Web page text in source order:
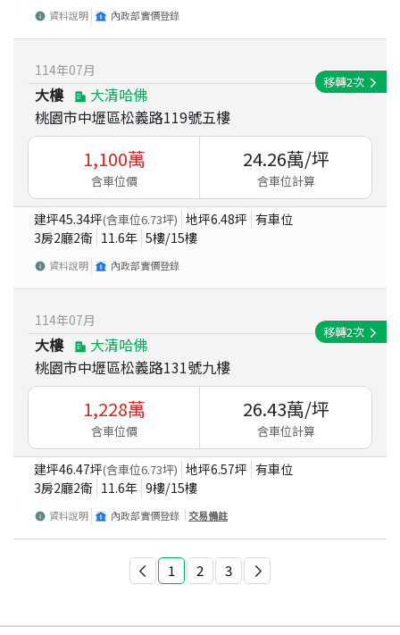
資料說明 內政部實價登錄
114年07月
大樓
大清哈佛
桃園市中壢區松義路119號五樓
移轉2次
1,100萬
含車位價
24.26萬/坪
含車位計算
建坪45.34坪(含車位6.73坪) 地坪6.48坪 有車位
3房2廳2衛 11.6年 5樓/15樓
資料說明 內政部實價登錄
114年07月
大樓
大清哈佛
桃園市中壢區松義路131號九樓
移轉2次
1,228萬
含車位價
26.43萬/坪
含車位計算
建坪46.47坪(含車位6.73坪) 地坪6.57坪 有車位
3房2廳2衛 11.6年 9樓/15樓
資料說明 內政部實價登錄 交易備註
1 2 3